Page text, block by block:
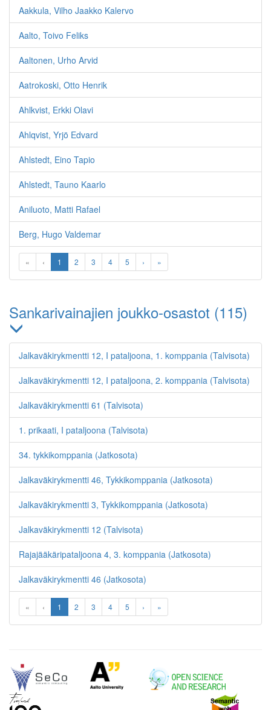
Aakkula, Vilho Jaakko Kalervo
Aalto, Toivo Feliks
Aaltonen, Urho Arvid
Aatrokoski, Otto Henrik
Ahlkvist, Erkki Olavi
Ahlqvist, Yrjö Edvard
Ahlstedt, Eino Tapio
Ahlstedt, Tauno Kaarlo
Aniluoto, Matti Rafael
Berg, Hugo Valdemar
« ‹ 1 2 3 4 5 › »
Sankarivainajien joukko-osastot (115)
Jalkaväkirykmentti 12, I pataljoona, 1. komppania (Talvisota)
Jalkaväkirykmentti 12, I pataljoona, 2. komppania (Talvisota)
Jalkaväkirykmentti 61 (Talvisota)
1. prikaati, I pataljoona (Talvisota)
34. tykkikomppania (Jatkosota)
Jalkaväkirykmentti 46, Tykkikomppania (Jatkosota)
Jalkaväkirykmentti 3, Tykkikomppania (Jatkosota)
Jalkaväkirykmentti 12 (Talvisota)
Rajajääkäripataljoona 4, 3. komppania (Jatkosota)
Jalkaväkirykmentti 46 (Jatkosota)
« ‹ 1 2 3 4 5 › »